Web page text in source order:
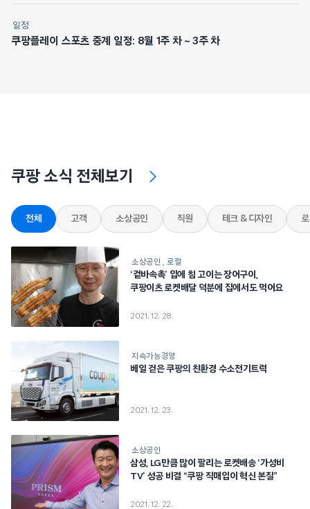
일정
쿠팡플레이 스포츠 중계 일정: 8월 1주 차 ~ 3주 차
쿠팡 소식 전체보기
전체 고객 소상공인 직원 테크 & 디자인
소상공인 로컬
‘겉바속촉’ 입에 침 고이는 장어구이,
쿠팡이츠 로켓배달 덕분에 집에서도 먹어요
2021. 12. 28.
지속가능경영
베일 걷은 쿠팡의 친환경 수소전기트럭
2021. 12. 23.
소상공인
삼성, LG만큼 많이 팔리는 로켓배송 ‘가성비
TV’ 성공 비결 “쿠팡 직매입이 혁신 본질”
2021. 12. 22.